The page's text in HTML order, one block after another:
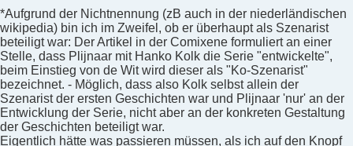
*Aufgrund der Nichtnennung (zB auch in der niederländischen
wikipedia) bin ich im Zweifel, ob er überhaupt als Szenarist
beteiligt war: Der Artikel in der Comixene formuliert an einer
Stelle, dass Plijnaar mit Hanko Kolk die Serie "entwickelte",
beim Einstieg von de Wit wird dieser als "Ko-Szenarist"
bezeichnet. - Möglich, dass also Kolk selbst allein der
Szenarist der ersten Geschichten war und Plijnaar 'nur' an der
Entwicklung der Serie, nicht aber an der konkreten Gestaltung
der Geschichten beteiligt war.
Eigentlich hätte was passieren müssen, als ich auf den Knopf